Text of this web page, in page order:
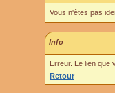
Vous n'êtes pas
Info
Erreur. Le lien que
Retour